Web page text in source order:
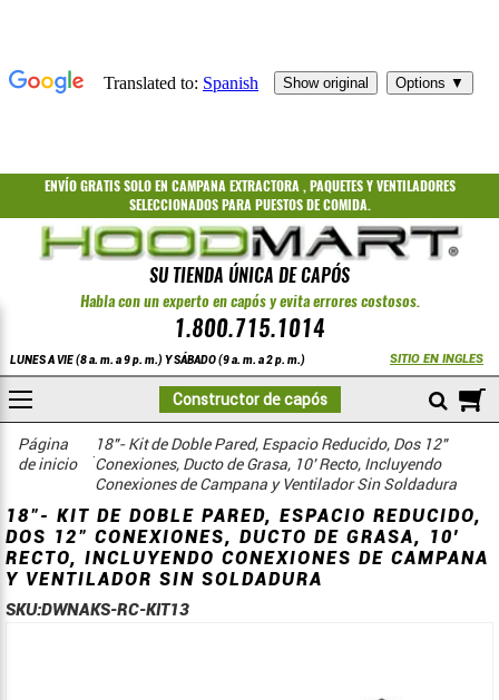
ENVÍO GRATISSOLO EN CAMPANA EXTRACTORA ,PAQUETESYVENTILADORES
SELECCIONADOS PARA PUESTOS DE COMIDA.
SU TIENDA ÚNICA DE CAPÓS
Habla con un experto en capós y evita errores costosos.
1.800.715.1014
LUNES A VIE (8 a. m. a 9 p. m.) Y SÁBADO (9 a. m. a 2 p. m.) SITIO EN INGLES
Constructor de capós
Página
de inicio
COMPRAR
Kits de conductos de grasa de doble pared con espacio reducido
KIT DE DOBLE PARED - RECTO CON PIERNA DE PANTALÓN
18"- Kit de Doble Pared, Espacio Reducido, Dos 12"
Conexiones, Ducto de Grasa, 10' Recto, Incluyendo
Conexiones de Campana y Ventilador Sin Soldadura
18"- KIT DE DOBLE PARED, ESPACIO REDUCIDO,
DOS 12" CONEXIONES, DUCTO DE GRASA, 10'
RECTO, INCLUYENDO CONEXIONES DE CAMPANA
Y VENTILADOR SIN SOLDADURA
SKU:DWNAKS-RC-KIT13